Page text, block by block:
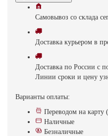
Самовывоз со склада
Доставка курьером в
Доставка по России с
Линии сроки и цену
Варианты оплаты:
Переводом на
Наличные
Безналичные